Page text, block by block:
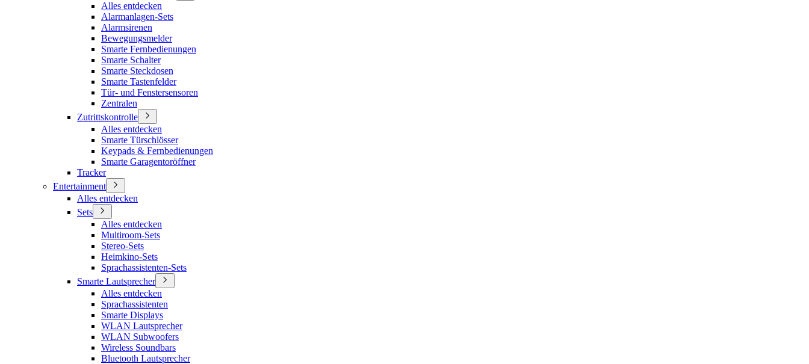
Alles entdecken
Alarmanlagen-Sets
Alarmsirenen
Bewegungsmelder
Smarte Fernbedienungen
Smarte Schalter
Smarte Steckdosen
Smarte Tastenfelder
Tür- und Fenstersensoren
Zentralen
Zutrittskontrolle
Alles entdecken
Smarte Türschlösser
Keypads & Fernbedienungen
Smarte Garagentoröffner
Tracker
Entertainment
Alles entdecken
Sets
Alles entdecken
Multiroom-Sets
Stereo-Sets
Heimkino-Sets
Sprachassistenten-Sets
Smarte Lautsprecher
Alles entdecken
Sprachassistenten
Smarte Displays
WLAN Lautsprecher
WLAN Subwoofers
Wireless Soundbars
Bluetooth Lautsprecher